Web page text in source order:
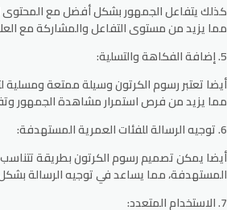
كذلك يتفاعل الجمهور بشكل أفضل مع المحتوى
مما يزيد من مستوى التفاعل والمشاركة مع
5. إضافة الفكاهة والتسلية:
أيضا تعتبر رسوم الكرتون وسيلة ممتعة ومسلية
مما يزيد من فرص استمرار مشاهدة الجمهور
6. توجيه الرسالة للفئات العمرية المستهدفة:
أيضا يمكن تصميم رسوم الكرتون بطريقة
المستهدفة، مما يساعد في توجيه الرسالة
7. الاستخدام المتعدد: